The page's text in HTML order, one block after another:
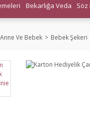
Bekarlığa Veda
Anne Ve Bebek Bebek Şekeri